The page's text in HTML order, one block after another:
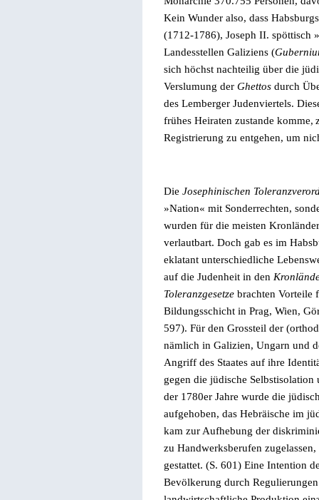
Kein Wunder also, dass
(1712-1786), Joseph II. spöttisch »
Landesstellen Galiziens (
sich höchst nachteilig über die
Verslumung der Ghettos durch
des Lemberger Judenviertels.
frühes Heiraten zustande komme,
Registrierung zu entgehen, um
Die Josephinischen
»Nation« mit Sonderrechten,
wurden für die meisten
verlautbart. Doch gab es im
eklatant unterschiedliche
auf die Judenheit in den
Toleranzgesetze brachten Vorteile
Bildungsschicht in Prag, Wien,
597). Für den Grossteil der
nämlich in Galizien, Ungarn und
Angriff des Staates auf ihre
gegen die jüdische
der 1780er Jahre wurde die
aufgehoben, das Hebräische im
kam zur Aufhebung der
zu Handwerksberufen
gestattet. (S. 601) Eine Intention
Bevölkerung durch